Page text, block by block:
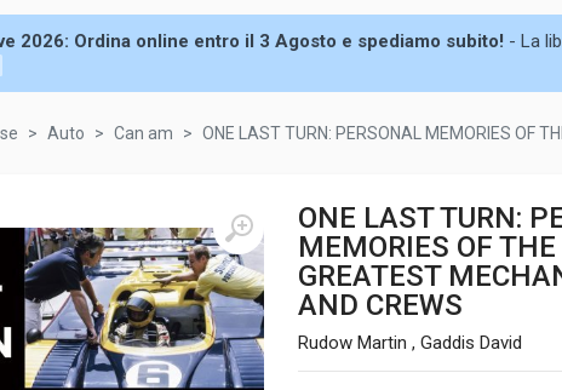
2026: Ordina online entro il 3 Agosto e spediamo subito! - La
Auto Can am ONE LAST TURN: PERSONAL MEMORIES OF
ONE LAST TURN:
MEMORIES OF
GREATEST
AND CREWS
Rudow Martin , Gaddis David